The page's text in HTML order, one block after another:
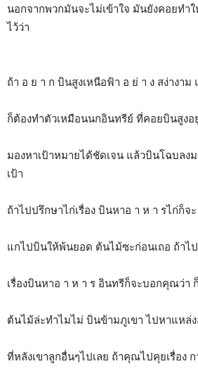
นอกจากพวกมันจะไม่เข้าใจ มันยังคอยทำ
ไว้ว่า
ถ้า อ ย า ก บินสูงเหนือฟ้า อ ย่ า ง สง่างาม
ก็ต้องทำตัวเหมือนนกอินทรีย์ ที่คอยบินสูงอ
มองหาเป้าหมายได้ชัดเจน แล้วบินโฉบลง
เป้า
ถ้าไปปรึกษาไก่เรื่อง บินหาอ า ห า รไก่ก็จ
แกไปบินให้พ้นยอด ต้นไม้ซะก่อนเถอ ถ้าไ
เรื่องบินหาอ า ห า ร อินทรีก็จะบอกคุณว่
ต้นไม้ล่ะทำไมไม่ บินข้ามภูเขา ไปหาแหล่ง
ที่หลังเขาลูกอื่นๆไปเลย ถ้าคุณไปคุยเรื่อง